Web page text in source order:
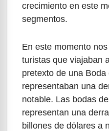
crecimiento en este
segmentos.
En este momento
turistas que viajaban
pretexto de una Boda
representaban una
notable. Las bodas
representan una
billones de dólares a